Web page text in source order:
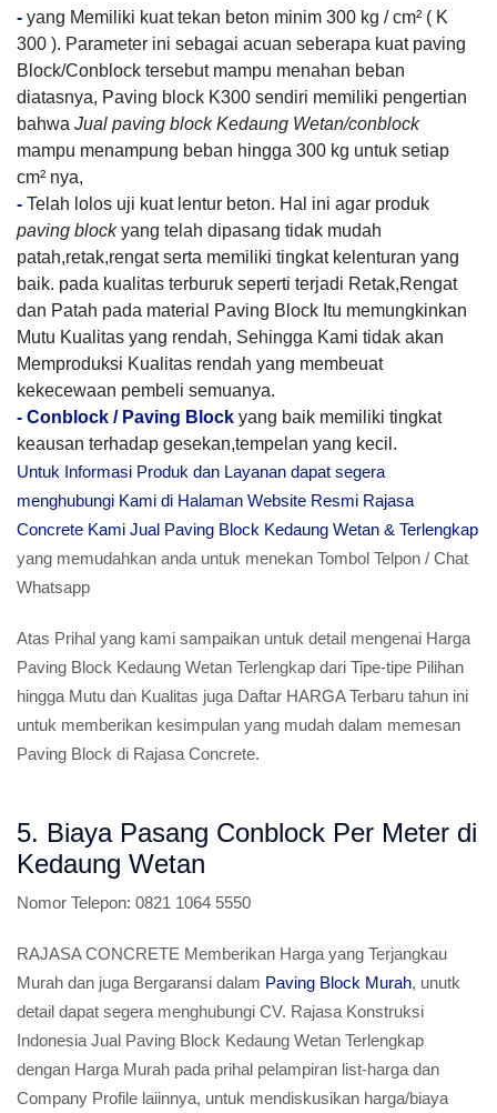
- yang Memiliki kuat tekan beton minim 300 kg / cm² ( K
300 ). Parameter ini sebagai acuan seberapa kuat paving
Block/Conblock tersebut mampu menahan beban
diatasnya, Paving block K300 sendiri memiliki pengertian
bahwa Jual paving block Kedaung Wetan/conblock
mampu menampung beban hingga 300 kg untuk setiap
cm² nya,
- Telah lolos uji kuat lentur beton. Hal ini agar produk
paving blockyang telah dipasang tidak mudah
patah,retak,rengat serta memiliki tingkat kelenturan yang
baik. pada kualitas terburuk seperti terjadi Retak,Rengat
dan Patah pada material Paving Block Itu memungkinkan
Mutu Kualitas yang rendah, Sehingga Kami tidak akan
Memproduksi Kualitas rendah yang membeuat
kekecewaan pembeli semuanya.
- Conblock / Paving Block yang baik memiliki tingkat
keausan terhadap gesekan,tempelan yang kecil.
Untuk Informasi Produk dan Layanan dapat segera
menghubungi Kami di Halaman Website Resmi Rajasa
Concrete Kami Jual Paving Block Kedaung Wetan & Terlengkap
yang memudahkan anda untuk menekan Tombol Telpon / Chat
Whatsapp
Atas Prihal yang kami sampaikan untuk detail mengenai Harga
Paving Block Kedaung Wetan Terlengkap dari Tipe-tipe Pilihan
hingga Mutu dan Kualitas juga Daftar HARGA Terbaru tahun ini
untuk memberikan kesimpulan yang mudah dalam memesan
Paving Block di Rajasa Concrete.
5. Biaya Pasang Conblock Per Meter di
Kedaung Wetan
Nomor Telepon: 0821 1064 5550
RAJASA CONCRETE Memberikan Harga yang Terjangkau
Murah dan juga Bergaransi dalam Paving Block Murah, unutk
detail dapat segera menghubungi CV. Rajasa Konstruksi
Indonesia Jual Paving Block Kedaung Wetan Terlengkap
dengan Harga Murah pada prihal pelampiran list-harga dan
Company Profile laiinnya, untuk mendiskusikan harga/biaya